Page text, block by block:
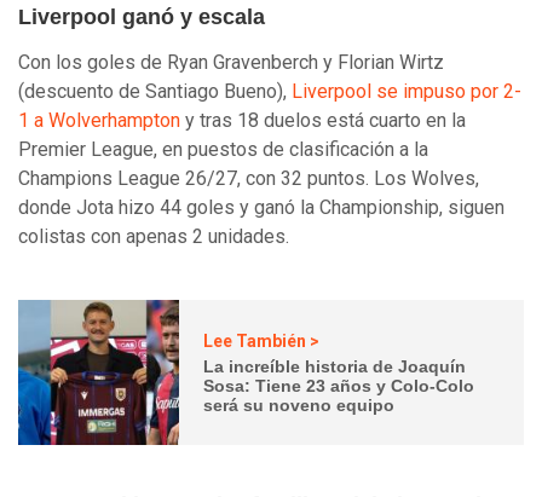
Liverpool ganó y escala
Con los goles de Ryan Gravenberch y Florian Wirtz
(descuento de Santiago Bueno), Liverpool se impuso por 2-
1 a Wolverhampton y tras 18 duelos está cuarto en la
Premier League, en puestos de clasificación a la
Champions League 26/27, con 32 puntos. Los Wolves,
donde Jota hizo 44 goles y ganó la Championship, siguen
colistas con apenas 2 unidades.
Lee También >
La increíble historia de Joaquín
Sosa: Tiene 23 años y Colo-Colo
será su noveno equipo